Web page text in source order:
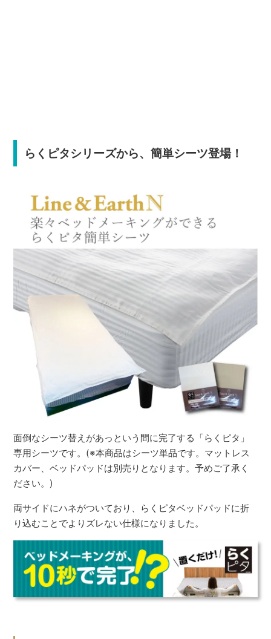
らくピタシリーズから、簡単シーツ登場！
面倒なシーツ替えがあっという間に完了する「らくピタ」
専用シーツです。(※本商品はシーツ単品です。マットレス
カバー、ベッドパッドは別売りとなります。予めご了承く
ださい。)
両サイドにハネがついており、らくピタベッドパッドに折
り込むことでよりズレない仕様になりました。